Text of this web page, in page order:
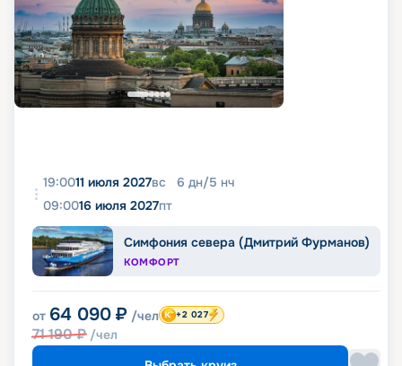
19:0011 июля 2027вс 6 дн/5 нч
09:0016 июля 2027пт
Симфония севера (Дмитрий Фурманов)
КОМФОРТ
от 64 090 ₽ /чел
71 190₽ /чел
+2 027